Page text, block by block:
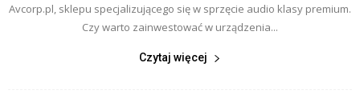
Avcorp.pl, sklepu specjalizującego się w sprzęcie audio klasy premium.
Czy warto zainwestować w urządzenia...
Czytaj więcej